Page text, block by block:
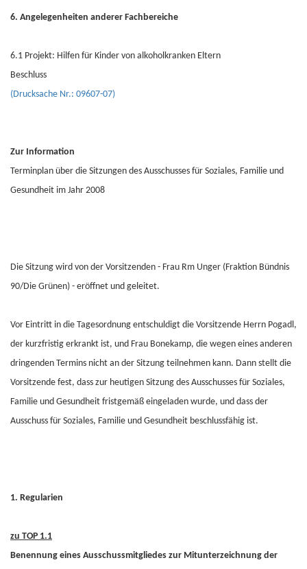
6. Angelegenheiten anderer Fachbereiche
6.1 Projekt: Hilfen für Kinder von alkoholkranken Eltern
Beschluss
(Drucksache Nr.: 09607-07)
Zur Information
Terminplan über die Sitzungen des Ausschusses für Soziales, Familie und
Gesundheit im Jahr 2008
Die Sitzung wird von der Vorsitzenden - Frau Rm Unger (Fraktion Bündnis
90/Die Grünen) - eröffnet und geleitet.
Vor Eintritt in die Tagesordnung entschuldigt die Vorsitzende Herrn Pogadl,
der kurzfristig erkrankt ist, und Frau Bonekamp, die wegen eines anderen
dringenden Termins nicht an der Sitzung teilnehmen kann. Dann stellt die
Vorsitzende fest, dass zur heutigen Sitzung des Ausschusses für Soziales,
Familie und Gesundheit fristgemäß eingeladen wurde, und dass der
Ausschuss für Soziales, Familie und Gesundheit beschlussfähig ist.
1. Regularien
zu TOP 1.1
Benennung eines Ausschussmitgliedes zur Mitunterzeichnung der